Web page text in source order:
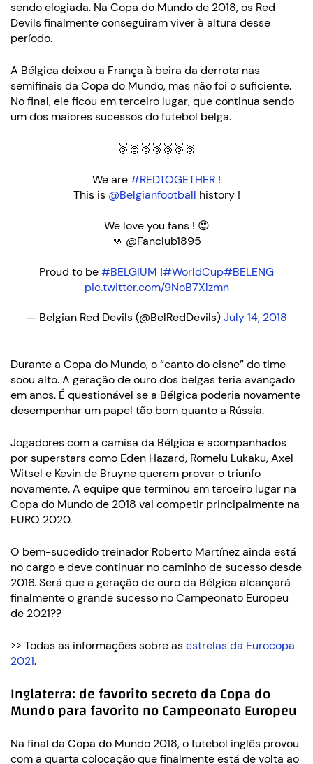
sendo elogiada. Na Copa do Mundo de 2018, os Red
Devils finalmente conseguiram viver à altura desse
período.
A Bélgica deixou a França à beira da derrota nas
semifinais da Copa do Mundo, mas não foi o suficiente.
No final, ele ficou em terceiro lugar, que continua sendo
um dos maiores sucessos do futebol belga.
🥉🥉🥉🥉🥉🥉🥉
We are#REDTOGETHER !
This is @Belgianfootball history !
We love you fans ! 😍
👊 @Fanclub1895
Proud to be#BELGIUM !#WorldCup#BELENG
pic.twitter.com/9NoB7Xlzmn
— Belgian Red Devils (@BelRedDevils)July 14, 2018
Durante a Copa do Mundo, o “canto do cisne” do time
soou alto. A geração de ouro dos belgas teria avançado
em anos. É questionável se a Bélgica poderia novamente
desempenhar um papel tão bom quanto a Rússia.
Jogadores com a camisa da Bélgica e acompanhados
por superstars como Eden Hazard, Romelu Lukaku, Axel
Witsel e Kevin de Bruyne querem provar o triunfo
novamente. A equipe que terminou em terceiro lugar na
Copa do Mundo de 2018 vai competir principalmente na
EURO 2020.
O bem-sucedido treinador Roberto Martínez ainda está
no cargo e deve continuar no caminho de sucesso desde
2016. Será que a geração de ouro da Bélgica alcançará
finalmente o grande sucesso no Campeonato Europeu
de 2021??
>> Todas as informações sobre asestrelas da Eurocopa
2021.
Inglaterra: de favorito secreto da Copa do
Mundo para favorito no Campeonato Europeu
Na final da Copa do Mundo 2018, o futebol inglês provou
com a quarta colocação que finalmente está de volta ao